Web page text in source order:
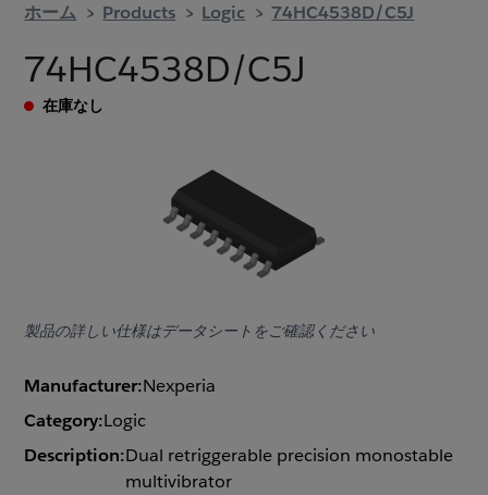
ホーム Products Logic 74HC4538D/C5J
74HC4538D/C5J
在庫なし
製品の詳しい仕様はデータシートをご確認ください
Manufacturer:Nexperia
Category:Logic
Description:Dual retriggerable precision monostable
multivibrator